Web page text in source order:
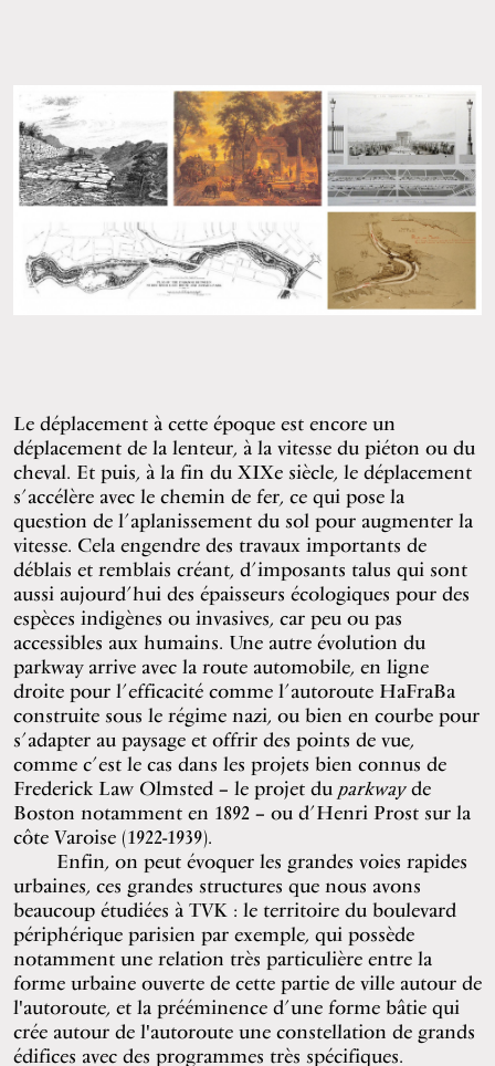
Le déplacement à cette époque est encore un
déplacement de la lenteur, à la vitesse du piéton ou du
cheval. Et puis, à la fin du XIXe siècle, le déplacement
s’accélère avec le chemin de fer, ce qui pose la
question de l’aplanissement du sol pour augmenter la
vitesse. Cela engendre des travaux importants de
déblais et remblais créant, d’imposants talus qui sont
aussi aujourd’hui des épaisseurs écologiques pour des
espèces indigènes ou invasives, car peu ou pas
accessibles aux humains. Une autre évolution du
parkway arrive avec la route automobile, en ligne
droite pour l’efficacité comme l’autoroute HaFraBa
construite sous le régime nazi, ou bien en courbe pour
s’adapter au paysage et offrir des points de vue,
comme c’est le cas dans les projets bien connus de
Frederick Law Olmsted – le projet du parkwayde
Boston notamment en 1892 – ou d’Henri Prost sur la
côte Varoise (1922-1939).
Enfin, on peut évoquer les grandes voies rapides
urbaines, ces grandes structures que nous avons
beaucoup étudiées à TVK : le territoire du boulevard
périphérique parisien par exemple, qui possède
notamment une relation très particulière entre la
forme urbaine ouverte de cette partie de ville autour de
l'autoroute, et la prééminence d’une forme bâtie qui
crée autour de l'autoroute une constellation de grands
édifices avec des programmes très spécifiques.